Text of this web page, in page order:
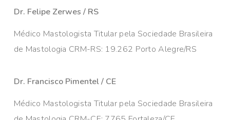
Dr. Felipe Zerwes / RS
Médico Mastologista Titular pela Sociedade Brasileira
de Mastologia CRM-RS: 19.262 Porto Alegre/RS
Dr. Francisco Pimentel / CE
Médico Mastologista Titular pela Sociedade Brasileira